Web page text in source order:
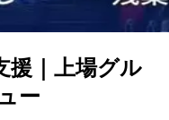
援｜上場グル
ー